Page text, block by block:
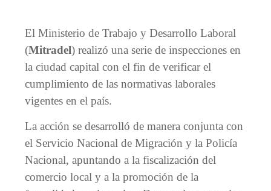
El Ministerio de Trabajo y Desarrollo Laboral
(Mitradel) realizó una serie de inspecciones en
la ciudad capital con el fin de verificar el
cumplimiento de las normativas laborales
vigentes en el país.
La acción se desarrolló de manera conjunta con
el Servicio Nacional de Migración y la Policía
Nacional, apuntando a la fiscalización del
comercio local y a la promoción de la